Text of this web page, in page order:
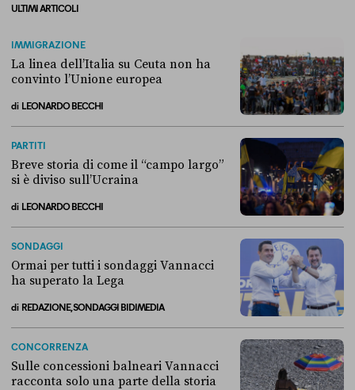
ULTIMI ARTICOLI
IMMIGRAZIONE
La linea dell’Italia su Ceuta non ha
convinto l’Unione europea
di LEONARDO BECCHI
PARTITI
Breve storia di come il “campo largo”
si è diviso sull’Ucraina
di LEONARDO BECCHI
SONDAGGI
Ormai per tutti i sondaggi Vannacci
ha superato la Lega
di REDAZIONE, SONDAGGI BIDIMEDIA
CONCORRENZA
Sulle concessioni balneari Vannacci
racconta solo una parte della storia